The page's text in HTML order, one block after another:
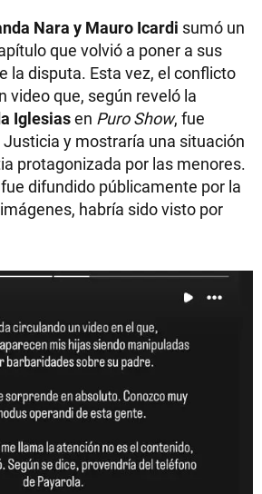
Nara y Mauro Icardi sumó un
que volvió a poner a sus
la disputa. Esta vez, el conflicto
video que, según reveló la
Iglesiasen Puro Show, fue
y mostraría una situación
protagonizada por las menores.
difundido públicamente por la
habría sido visto por